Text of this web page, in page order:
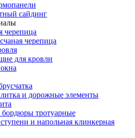
сайдинг
черепица
черепица
для кровли
и дорожные элементы
тротуарные
и напольная клинкерная